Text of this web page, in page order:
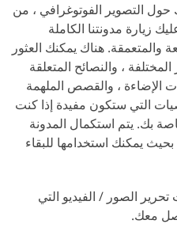
التصوير الفوتوغرافي ، من
زيارة مدونتنا الكاملة
والمتعمقة. هناك يمكنك العثور
، والنصائح المتعلقة
الإضاءة ، والقصص الملهمة
التي ستكون مفيدة إذا كنت
بك. يتم استكمال المدونة
يمكنك استخدامها للبقاء
الصور / الفيديو التي
معك.